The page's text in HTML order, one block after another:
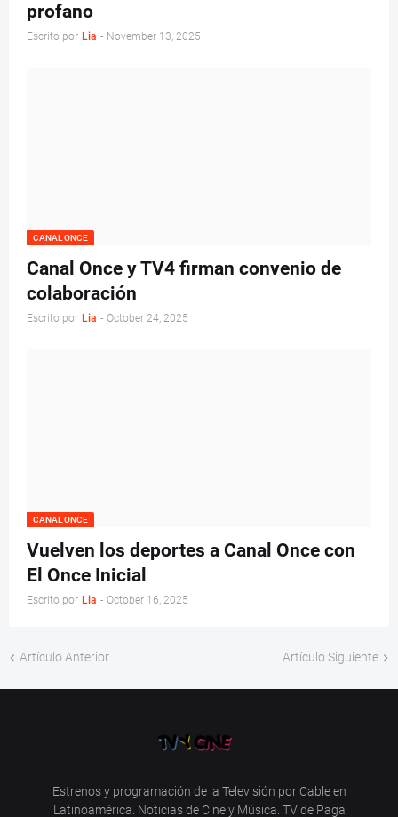
profano
Escrito por Lia - November 13, 2025
CANAL ONCE
Canal Once y TV4 firman convenio de
colaboración
Escrito por Lia - October 24, 2025
CANAL ONCE
Vuelven los deportes a Canal Once con
El Once Inicial
Escrito por Lia - October 16, 2025
Artículo Anterior Artículo Siguiente
Estrenos y programación de la Televisión por Cable en
Latinoamérica. Noticias de Cine y Música. TV de Paga